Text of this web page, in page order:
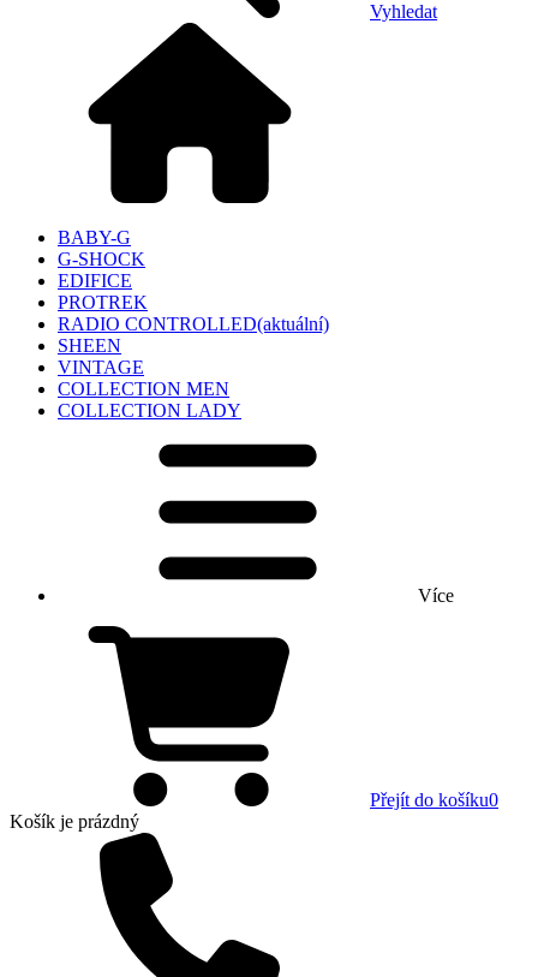
Vyhledat
BABY-G
G-SHOCK
EDIFICE
PROTREK
RADIO CONTROLLED(aktuální)
SHEEN
VINTAGE
COLLECTION MEN
COLLECTION LADY
Více
Přejít do košíku0
Košík je prázdný